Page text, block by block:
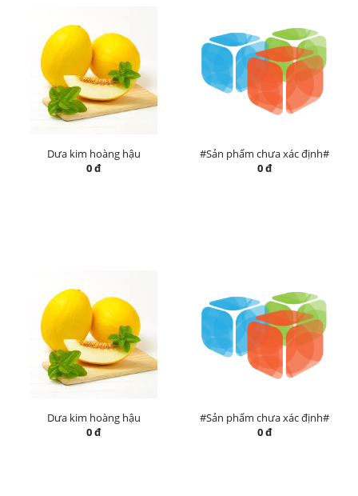
Dưa kim hoàng hậu
0 đ
#Sản phẩm chưa xác định#
0 đ
Dưa kim hoàng hậu
0 đ
#Sản phẩm chưa xác định#
0 đ